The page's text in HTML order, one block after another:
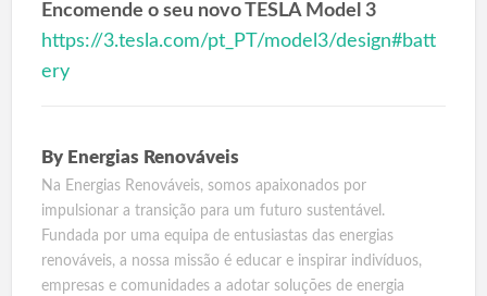
Encomende o seu novo TESLA Model 3
https://3.tesla.com/pt_PT/model3/design#batt
ery
By Energias Renováveis
Na Energias Renováveis, somos apaixonados por
impulsionar a transição para um futuro sustentável.
Fundada por uma equipa de entusiastas das energias
renováveis, a nossa missão é educar e inspirar indivíduos,
empresas e comunidades a adotar soluções de energia